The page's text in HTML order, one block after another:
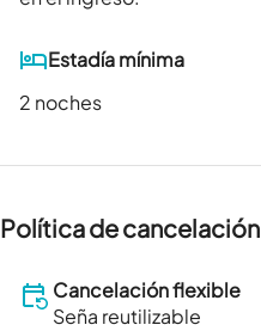
Estadía mínima
2 noches
Política de cancelación
Cancelación flexible
Seña reutilizable